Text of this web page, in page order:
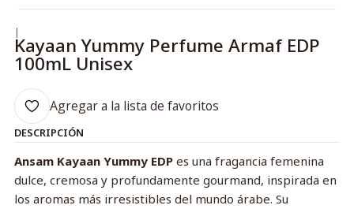
|
Kayaan Yummy Perfume Armaf EDP
100mL Unisex
Agregar a la lista de favoritos
DESCRIPCIÓN
Ansam Kayaan Yummy EDPes una fragancia femenina
dulce, cremosa y profundamente gourmand, inspirada en
los aromas más irresistibles del mundo árabe. Su